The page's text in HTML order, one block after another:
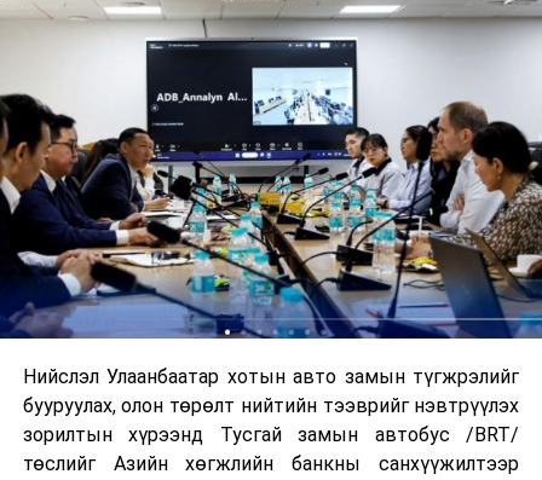
Нийслэл Улаанбаатар хотын авто замын түгжрэлийг
бууруулах, олон төрөлт нийтийн тээврийг нэвтрүүлэх
зорилтын хүрээнд Тусгай замын автобус /BRT/
төслийг Азийн хөгжлийн банкны санхүүжилтээр